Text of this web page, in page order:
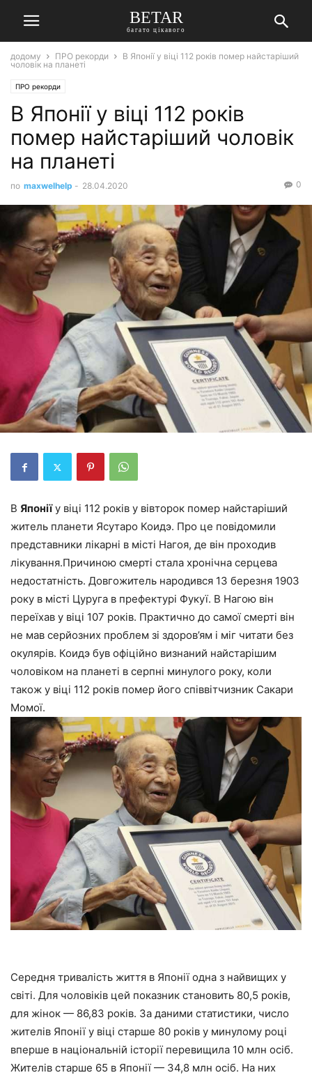
BETAR
багато цікавого
додому ПРО рекорди
В Японії у віці 112 років помер найстаріший
чоловік на планеті
ПРО рекорди
В Японії у віці 112 років
помер найстаріший чоловік
на планеті
по maxwelhelp - 28.04.2020 0
В Японіїу віці 112 років у вівторок помер найстаріший
житель планети Ясутаро Коидэ. Про це повідомили
представники лікарні в місті Нагоя, де він проходив
лікування.Причиною смерті стала хронічна серцева
недостатність. Довгожитель народився 13 березня 1903
року в місті Цуруга в префектурі Фукуї. В Нагою він
переїхав у віці 107 років. Практично до самої смерті він
не мав серйозних проблем зі здоров’ям і міг читати без
окулярів. Коидэ був офіційно визнаний найстарішим
чоловіком на планеті в серпні минулого року, коли
також у віці 112 років помер його співвітчизник Сакари
Момої.
Середня тривалість життя в Японії одна з найвищих у
світі. Для чоловіків цей показник становить 80,5 років,
для жінок — 86,83 років. За даними статистики, число
жителів Японії у віці старше 80 років у минулому році
вперше в національній історії перевищила 10 млн осіб.
Жителів старше 65 в Японії — 34,8 млн осіб. На них